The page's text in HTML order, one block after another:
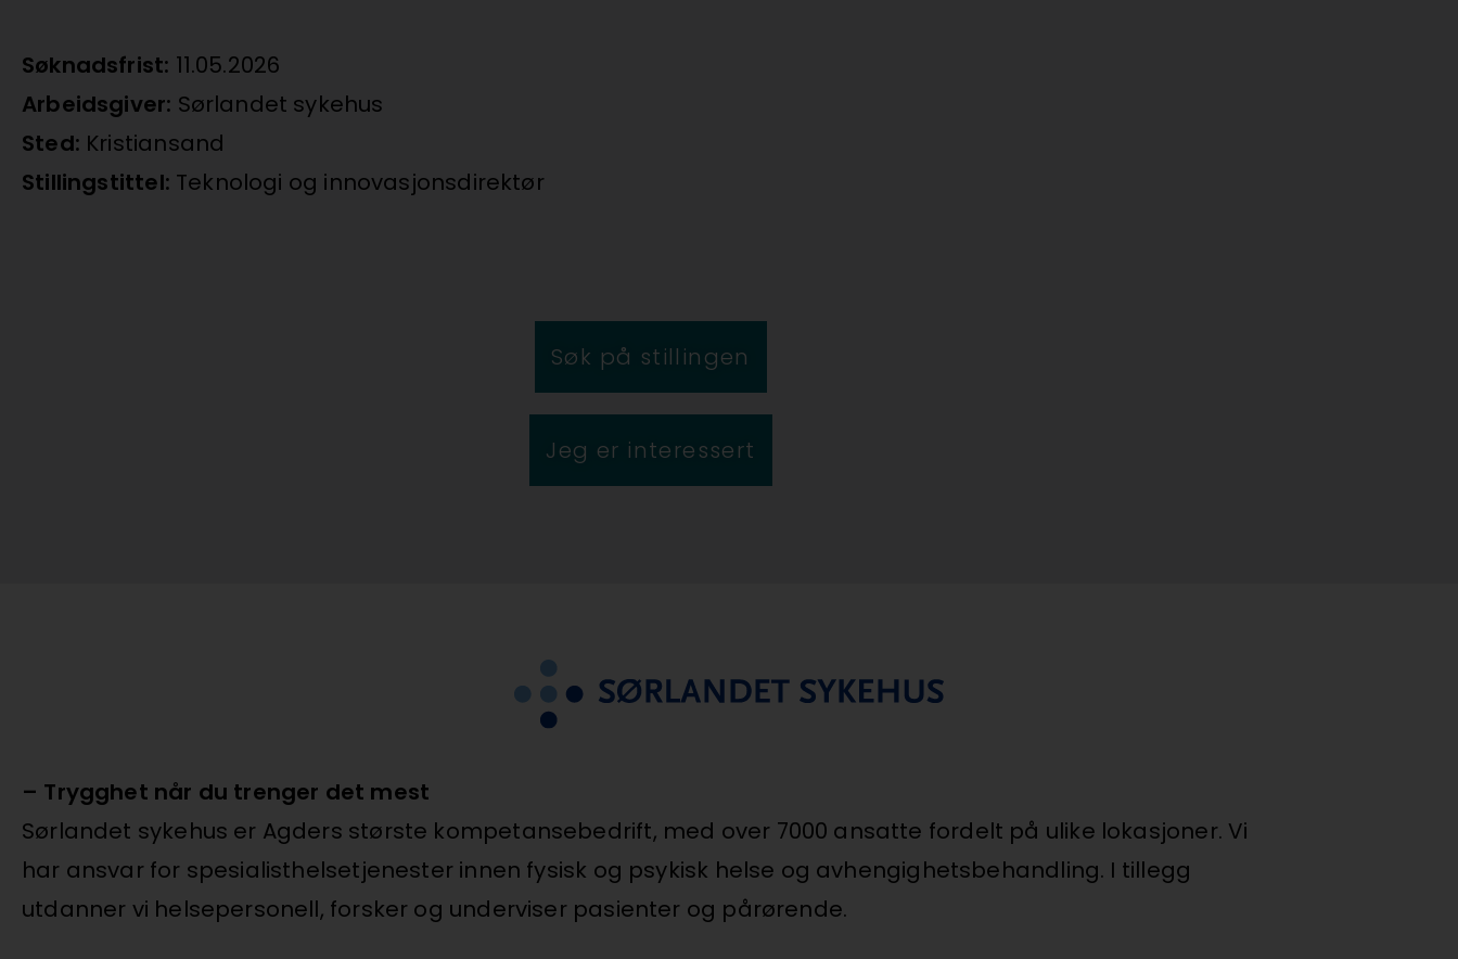
Søknadsfrist: 11.05.2026
Arbeidsgiver: Sørlandet sykehus
Sted: Kristiansand
Stillingstittel: Teknologi og innovasjonsdirektør
Søk på stillingen
Jeg er interessert
– Trygghet når du trenger det mest
Sørlandet sykehus er Agders største kompetansebedrift, med over 7000 ansatte fordelt på ulike lokasjoner. Vi
har ansvar for spesialisthelsetjenester innen fysisk og psykisk helse og avhengighetsbehandling. I tillegg
utdanner vi helsepersonell, forsker og underviser pasienter og pårørende.